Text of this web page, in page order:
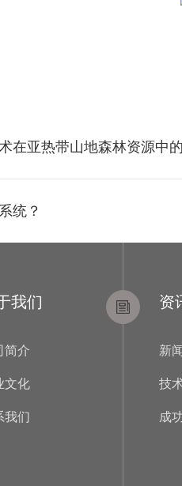
在亚热带山地森林资源中
统？
我们
简介
文化
我们
资
新
技
成